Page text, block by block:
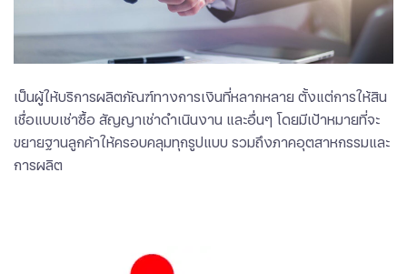
เป็นผู้ให้บริการผลิตภัณฑ์ทางการเงินที่หลากหลาย ตั้งแต่การให้สิน
เชื่อแบบเช่าซื้อ สัญญาเช่าดำเนินงาน และอื่นๆ โดยมีเป้าหมายที่จะ
ขยายฐานลูกค้าให้ครอบคลุมทุกรูปแบบ รวมถึงภาคอุตสาหกรรมและ
การผลิต